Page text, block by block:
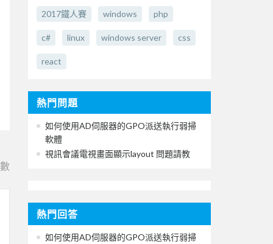
2017鐵人賽 windows php
c# linux windows server css
react
熱門問題
如何使用AD伺服器的GPO派送執行弱掃
軟體
視訊會議電視畫面顯示layout 問題請教
熱門回答
如何使用AD伺服器的GPO派送執行弱掃